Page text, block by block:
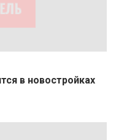
в новостройках